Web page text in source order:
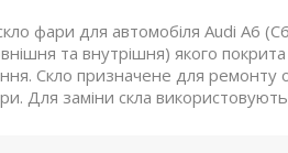
фари для автомобіля Audi A6
та внутрішня) якого
Скло призначене для ремонту
Для заміни скла